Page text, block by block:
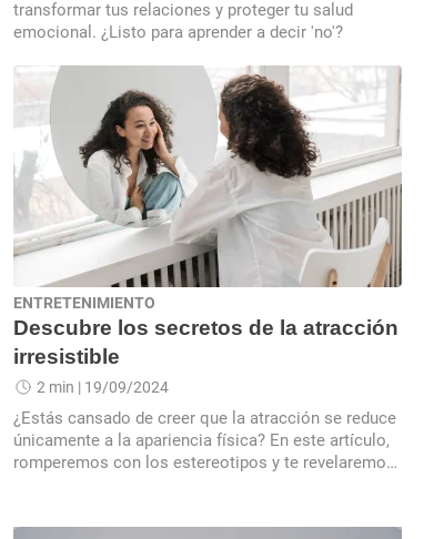
transformar tus relaciones y proteger tu salud
emocional. ¿Listo para aprender a decir 'no'?
ENTRETENIMIENTO
Descubre los secretos de la atracción
irresistible
2 min | 19/09/2024
¿Estás cansado de creer que la atracción se reduce
únicamente a la apariencia física? En este artículo,
romperemos con los estereotipos y te revelaremos